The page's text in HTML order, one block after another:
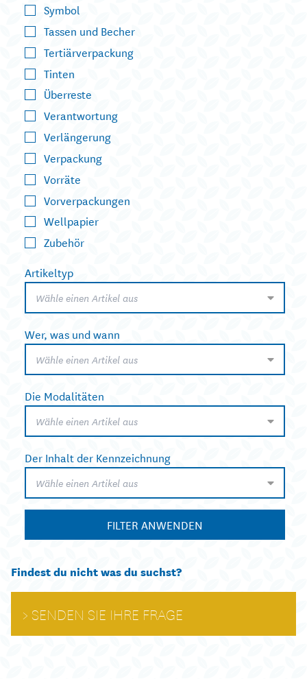
Symbol
Tassen und Becher
Tertiärverpackung
Tinten
Überreste
Verantwortung
Verlängerung
Verpackung
Vorräte
Vorverpackungen
Wellpapier
Zubehör
Artikeltyp
Wähle einen Artikel aus
Wer, was und wann
Wähle einen Artikel aus
Die Modalitäten
Wähle einen Artikel aus
Der Inhalt der Kennzeichnung
Wähle einen Artikel aus
FILTER ANWENDEN
Findest du nicht was du suchst?
SENDEN SIE IHRE FRAGE